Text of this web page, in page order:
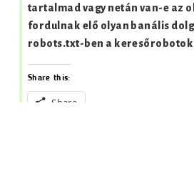
tartalmad vagy netán van-e az
fordulnak elő olyan banális
robots.txt-ben a
Share this:
Share